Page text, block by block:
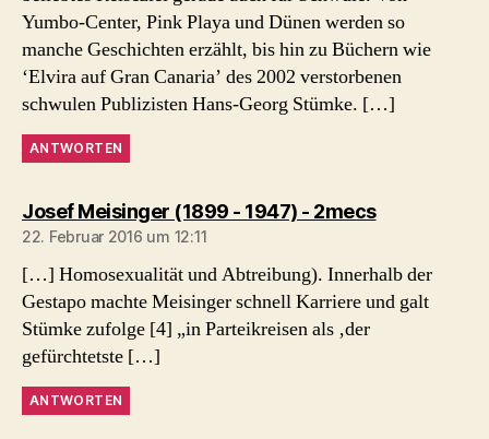
Yumbo-Center, Pink Playa und Dünen werden so
manche Geschichten erzählt, bis hin zu Büchern wie
‘Elvira auf Gran Canaria’ des 2002 verstorbenen
schwulen Publizisten Hans-Georg Stümke. […]
ANTWORTEN
Josef Meisinger (1899 - 1947) - 2mecssagt:
22. Februar 2016 um 12:11
[…] Homosexualität und Abtreibung). Innerhalb der
Gestapo machte Meisinger schnell Karriere und galt
Stümke zufolge [4] „in Parteikreisen als ‚der
gefürchtetste […]
ANTWORTEN